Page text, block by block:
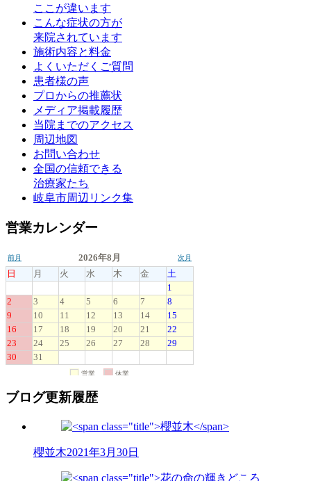
ここが違います
こんな症状の方が
来院されています
施術内容と料金
よくいただくご質問
患者様の声
プロからの推薦状
メディア掲載履歴
当院までのアクセス
周辺地図
お問い合わせ
全国の信頼できる
治療家たち
岐阜市周辺リンク集
営業カレンダー
ブログ更新履歴
櫻並木2021年3月30日